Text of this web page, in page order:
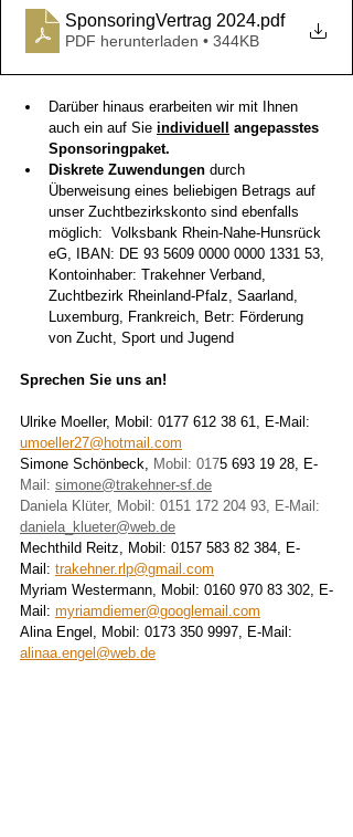
SponsoringVertrag 2024.pdf
PDF herunterladen • 344KB
Darüber hinaus erarbeiten wir mit Ihnen
auch ein auf Sie individuell
angepasstes
Sponsoringpaket.
Diskrete Zuwendungen durch
Überweisung eines beliebigen Betrags auf
unser Zuchtbezirkskonto sind ebenfalls
möglich:  Volksbank Rhein-Nahe-Hunsrück
eG, IBAN: DE 93 5609 0000 0000 1331 53,
Kontoinhaber: Trakehner Verband,
Zuchtbezirk Rheinland-Pfalz, Saarland,
Luxemburg, Frankreich, Betr: Förderung
von Zucht, Sport und Jugend
Sprechen Sie uns an!
Ulrike Moeller, Mobil: 0177 612 38 61, E-Mail:
umoeller27@hotmail.com
Simone Schönbeck, Mobil: 0175 693 19 28, E-
Mail: simone@trakehner-sf.de
Daniela Klüter, Mobil: 0151 172 204 93, E-Mail:
daniela_klueter@web.de
Mechthild Reitz, Mobil: 0157 583 82 384, E-
Mail: trakehner.rlp@gmail.com
Myriam Westermann, Mobil: 0160 970 83 302, E-
Mail: myriamdiemer@googlemail.com
Alina Engel, Mobil: 0173 350 9997, E-Mail:
alinaa.engel@web.de